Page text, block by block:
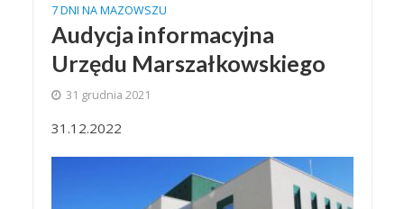
7 DNI NA MAZOWSZU
Audycja informacyjna
Urzędu Marszałkowskiego
31 grudnia 2021
31.12.2022